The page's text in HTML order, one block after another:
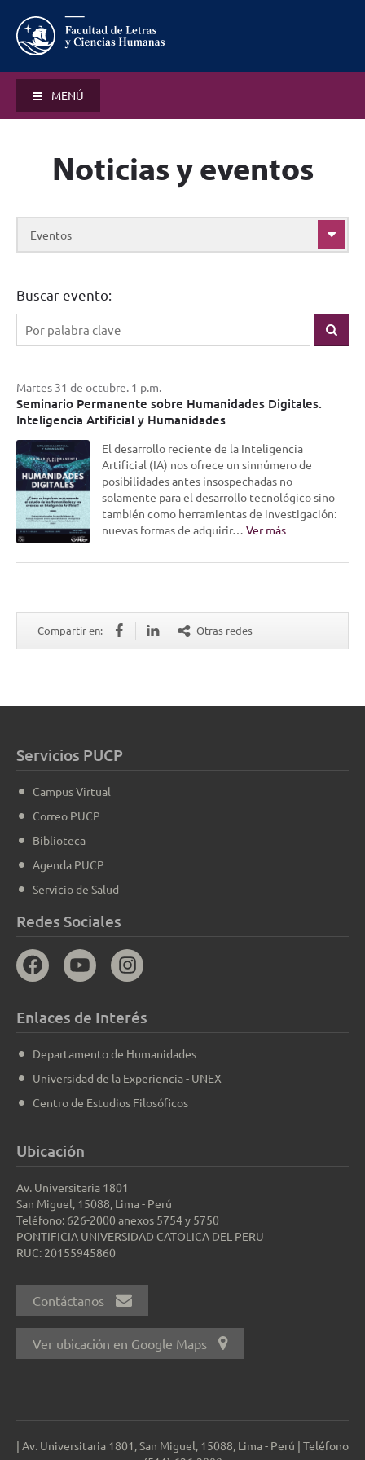
MENÚ
Noticias y eventos
Eventos
Buscar evento:
Martes 31 de octubre. 1 p.m.
Seminario Permanente sobre Humanidades Digitales.
Inteligencia Artificial y Humanidades
El desarrollo reciente de la Inteligencia
Artificial (IA) nos ofrece un sinnúmero de
posibilidades antes insospechadas no
solamente para el desarrollo tecnológico sino
también como herramientas de investigación:
nuevas formas de adquirir… Ver más
Compartir en: Otras redes
Servicios PUCP
Campus Virtual
Correo PUCP
Biblioteca
Agenda PUCP
Servicio de Salud
Redes Sociales
Enlaces de Interés
Departamento de Humanidades
Universidad de la Experiencia - UNEX
Centro de Estudios Filosóficos
Ubicación
Av. Universitaria 1801
San Miguel, 15088, Lima - Perú
Teléfono: 626-2000 anexos 5754 y 5750
PONTIFICIA UNIVERSIDAD CATOLICA DEL PERU
RUC: 20155945860
Contáctanos
Ver ubicación en Google Maps
| Av. Universitaria 1801, San Miguel, 15088, Lima - Perú | Teléfono